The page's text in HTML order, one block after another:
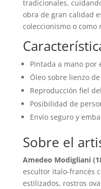
tradicionales,
obra de gran calidad
coleccionismo o como
Pintada a mano por
Óleo sobre lienzo
Reproducción fiel
Posibilidad de
Envío seguro y
Sobre el
Amedeo Modigliani
escultor italo-francés
estilizados, rostros